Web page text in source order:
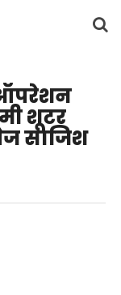
ऑपरेशन
शूटर
साजिश